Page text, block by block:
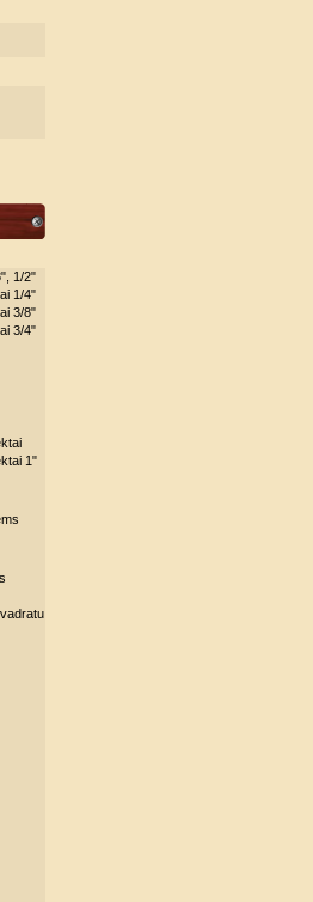
1/2"
1/4"
3/8"
3/4"
1"